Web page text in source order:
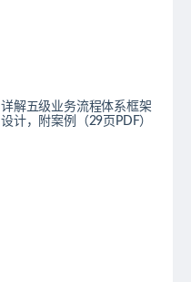
详解五级业务流程体系框架
设计，附案例（29页PDF）